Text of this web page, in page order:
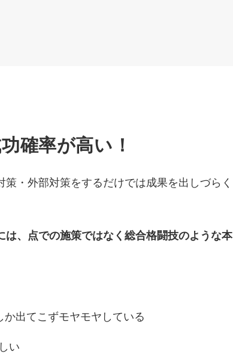
確率が高い！
・外部対策をするだけでは成果を出しづらく
、点での施策ではなく総合格闘技のような本
出てこずモヤモヤしている
い